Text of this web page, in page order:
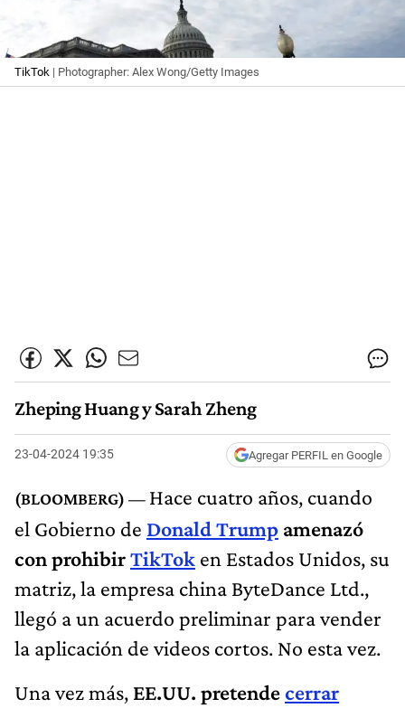
TikTok | Photographer: Alex Wong/Getty Images
Zheping Huang y Sarah Zheng
23-04-2024 19:35 Agregar PERFIL en Google
Hace cuatro años, cuando
el Gobierno de Donald Trump amenazó
con prohibirTikTok en Estados Unidos, su
matriz, la empresa china ByteDance Ltd.,
llegó a un acuerdo preliminar para vender
la aplicación de videos cortos. No esta vez.
Una vez más, EE.UU. pretendecerrar